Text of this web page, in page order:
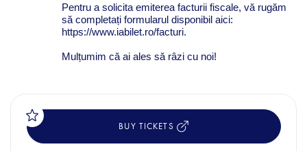
Pentru a solicita emiterea facturii fiscale, vă rugăm
să completați formularul disponibil aici:
https://www.iabilet.ro/facturi.
Mulțumim că ai ales să râzi cu noi!
BUY TICKETS